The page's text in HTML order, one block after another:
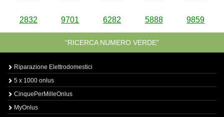
2832 9701 6282 5888 9859
“RICERCA NUMERO VERDE”
Riparazione Elettrodomestici
5 x 1000 onlus
CinquePerMilleOnlus
MyOnlus